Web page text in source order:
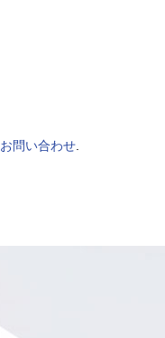
お問い合わせ